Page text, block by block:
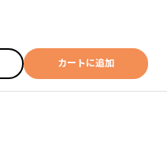
カートに追加